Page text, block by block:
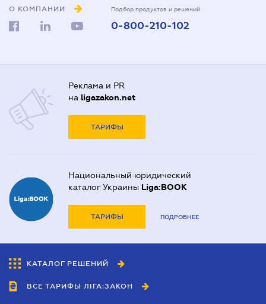
О КОМПАНИИ Подбор продуктов и решений
0-800-210-102
Реклама и PR
на ligazakon.net
ТАРИФЫ
Национальный юридический
каталог Украины Liga:BOOK
ТАРИФЫ ПОДРОБНЕЕ
КАТАЛОГ РЕШЕНИЙ
ВСЕ ТАРИФЫ ЛІГА:ЗАКОН